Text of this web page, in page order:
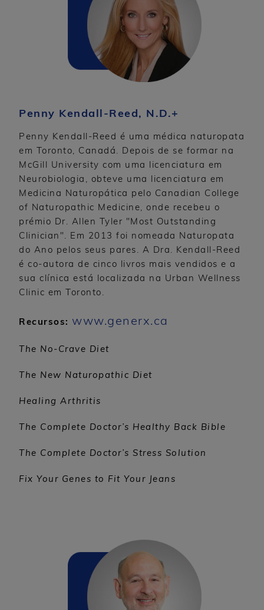
Penny Kendall-Reed, N.D.+
Penny Kendall-Reed é uma médica naturopata
em Toronto, Canadá. Depois de se formar na
McGill University com uma licenciatura em
Neurobiologia, obteve uma licenciatura em
Medicina Naturopática pelo Canadian College
of Naturopathic Medicine, onde recebeu o
prémio Dr. Allen Tyler "Most Outstanding
Clinician". Em 2013 foi nomeada Naturopata
do Ano pelos seus pares. A Dra. Kendall-Reed
é co-autora de cinco livros mais vendidos e a
sua clínica está localizada na Urban Wellness
Clinic em Toronto.
Recursos: www.generx.ca
The No-Crave Diet
The New Naturopathic Diet
Healing Arthritis
The Complete Doctor’s Healthy Back Bible
The Complete Doctor’s Stress Solution
Fix Your Genes to Fit Your Jeans